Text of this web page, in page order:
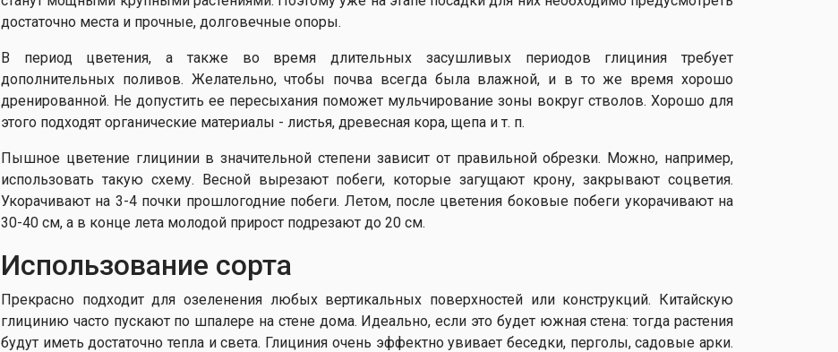
достаточно места и прочные, долговечные опоры.
В период цветения, а также во время длительных засушливых периодов глициния требует
дополнительных поливов. Желательно, чтобы почва всегда была влажной, и в то же время хорошо
дренированной. Не допустить ее пересыхания поможет мульчирование зоны вокруг стволов. Хорошо для
этого подходят органические материалы - листья, древесная кора, щепа и т. п.
Пышное цветение глицинии в значительной степени зависит от правильной обрезки. Можно, например,
использовать такую ​​схему. Весной вырезают побеги, которые загущают крону, закрывают соцветия.
Укорачивают на 3-4 почки прошлогодние побеги. Летом, после цветения боковые побеги укорачивают на
30-40 см, а в конце лета молодой прирост подрезают до 20 см.
Использование сорта
Прекрасно подходит для озеленения любых вертикальных поверхностей или конструкций. Китайскую
глицинию часто пускают по шпалере на стене дома. Идеально, если это будет южная стена: тогда растения
будут иметь достаточно тепла и света. Глициния очень эффектно увивает беседки, перголы, садовые арки.